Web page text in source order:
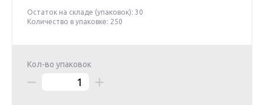
Остаток на складе (упаковок): 30
Количество в упаковке: 250
Кол-во упаковок